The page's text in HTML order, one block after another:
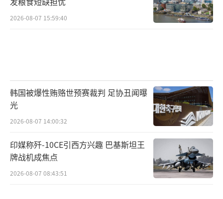
的大举征税或将影响共和党明年的国会中期选
2026-08-07 15:59:40
韩国被爆性贿赂世预赛裁判 足协丑闻曝
光
2026-08-07 14:00:32
印媒称歼-10CE引西方兴趣 巴基斯坦王
牌战机成焦点
2026-08-07 08:43:51